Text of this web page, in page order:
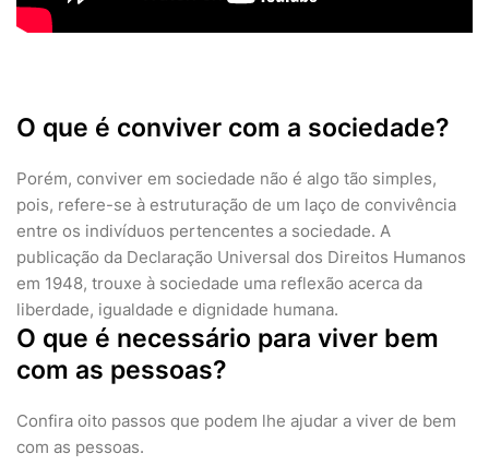
O que é conviver com a sociedade?
Porém, conviver em sociedade não é algo tão simples,
pois, refere-se à estruturação de um laço de convivência
entre os indivíduos pertencentes a sociedade. A
publicação da Declaração Universal dos Direitos Humanos
em 1948, trouxe à sociedade uma reflexão acerca da
liberdade, igualdade e dignidade humana.
O que é necessário para viver bem
com as pessoas?
Confira oito passos que podem lhe ajudar a viver de bem
com as pessoas.